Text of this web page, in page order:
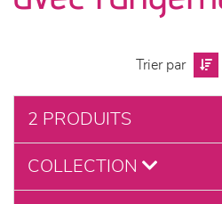
literie
décoration
Trier par
2 PRODUITS
COLLECTION